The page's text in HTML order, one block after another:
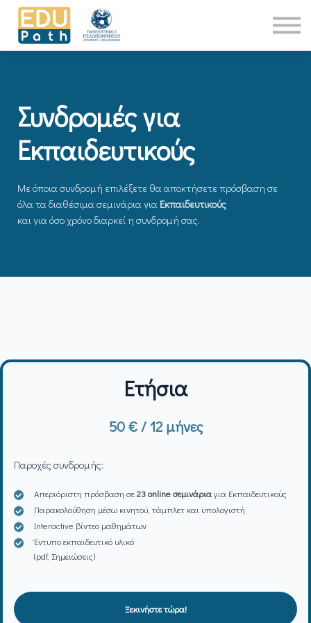
Είσοδος
Συνδρομές για
Εκπαιδευτικούς
Με όποια συνδρομή επιλέξετε θα αποκτήσετε πρόσβαση σε
όλα τα διαθέσιμα σεμινάρια για Εκπαιδευτικούς
και για όσο χρόνο διαρκεί η συνδρομή σας.
Ετήσια
50 € / 12 μήνες
Παροχές συνδρομής:
Απεριόριστη πρόσβαση σε23 online σεμινάριαγια Εκπαιδευτικούς
Παρακολούθηση μέσω κινητού, τάμπλετ και υπολογιστή
Interactive βίντεο μαθημάτων
Έντυπο εκπαιδευτικό υλικό
(pdf, Σημειώσεις)
Ξεκινήστε τώρα!